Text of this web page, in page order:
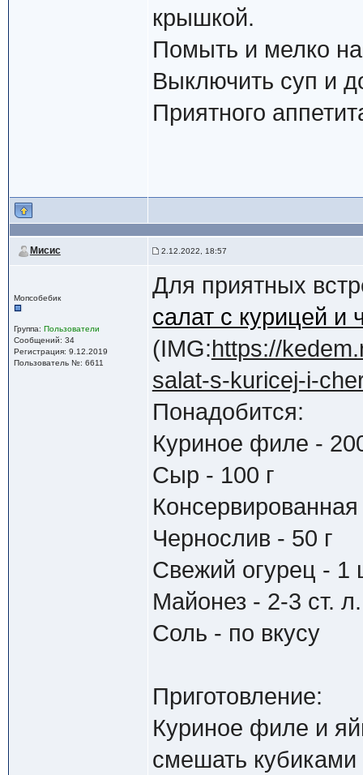
крышкой.
Помыть и мелко
Выключить суп и
Приятного
Мисис 2.12.2022, 18:57
Мопсобебик
Группа: Пользователи
Сообщений: 34
Регистрация: 9.12.2019
Пользователь №: 6611
Для приятных
салат с курицей и
(IMG:https://
salat-s-kuricej-i-
Понадобится:
Куриное филе -
Сыр - 100 г
Консервированная
Чернослив - 50 г
Свежий огурец - 1
Майонез - 2-3 ст. л.
Соль - по вкусу
Приготовление:
Куриное филе и
смешать